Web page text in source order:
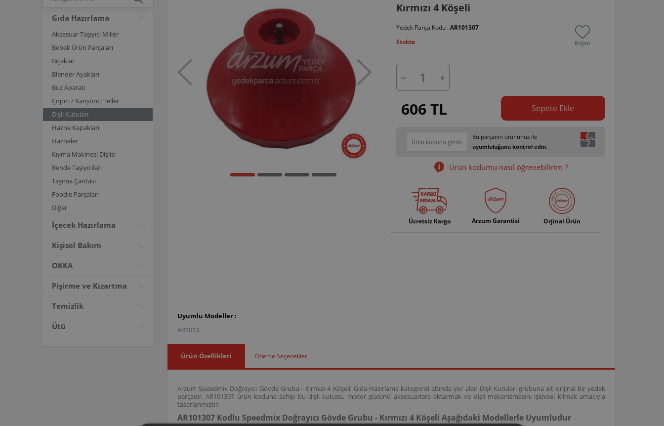
Gıda Hazırlama
Aksesuar Taşıyıcı Miller
Bebek Ürün Parçaları
Bıçaklar
Blender Ayakları
Buz Aparatı
Çırpıcı / Karıştırıcı Teller
Dişli Kutuları
Hazne Kapakları
Hazneler
Kıyma Makinesi Dişlisi
Rende Taşıyıcıları
Taşıma Çantası
Foodie Parçaları
Diğer
İçecek Hazırlama
Kişisel Bakım
OKKA
Pişirme ve Kızartma
Temizlik
Ütü
Kırmızı 4 Köşeli
Yedek Parça Kodu : AR101307
Stokta
Beğen
606 TL Sepete Ekle
Bu parçanın ürününüz ile
uyumluluğunu kontrol edin.
Ürün kodumu nasıl öğrenebilirim ?
Ücretsiz Kargo Arzum Garantisi Orjinal Ürün
Uyumlu Modeller :
AR1013
Ürün Özellikleri Ödeme Seçenekleri
Arzum Speedmix Doğrayıcı Gövde Grubu - Kırmızı 4 Köşeli, Gıda Hazırlama kategorisi altında yer alan Dişli Kutuları grubuna ait orijinal bir yedek
parçadır. AR101307 ürün koduna sahip bu dişli kutusu, motor gücünü aksesuarlara aktarmak ve dişli mekanizmasını işlevsel kılmak amacıyla
tasarlanmıştır.
AR101307 Kodlu Speedmix Doğrayıcı Gövde Grubu - Kırmızı 4 Köşeli Aşağıdaki Modellerle Uyumludur